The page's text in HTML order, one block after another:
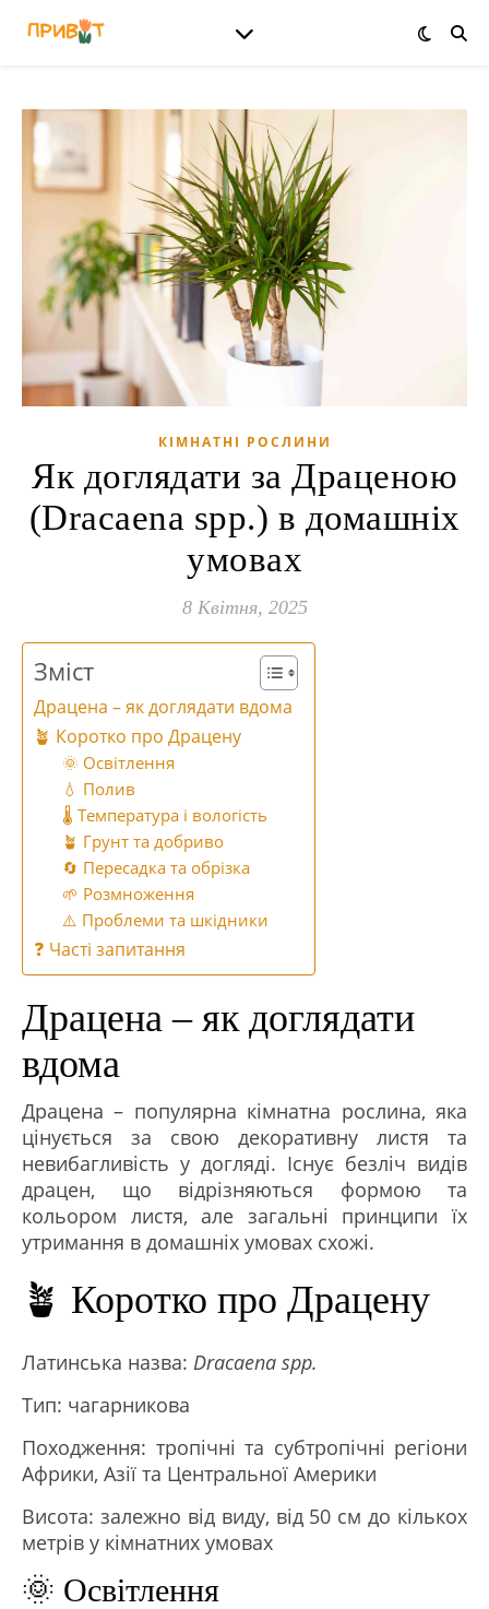
КІМНАТНІ РОСЛИНИ
Як доглядати за Драценою
(Dracaena spp.) в домашніх
умовах
8 Квітня, 2025
Зміст
Драцена – як доглядати вдома
🪴 Коротко про Драцену
🌞 Освітлення
💧 Полив
🌡️ Температура і вологість
🪴 Грунт та добриво
🔄 Пересадка та обрізка
🌱 Розмноження
⚠️ Проблеми та шкідники
❓ Часті запитання
Драцена – як доглядати
вдома
Драцена – популярна кімнатна рослина, яка
цінується за свою декоративну листя та
невибагливість у догляді. Існує безліч видів
драцен, що відрізняються формою та
кольором листя, але загальні принципи їх
утримання в домашніх умовах схожі.
🪴 Коротко про Драцену
Латинська назва: Dracaena spp.
Тип: чагарникова
Походження: тропічні та субтропічні регіони
Африки, Азії та Центральної Америки
Висота: залежно від виду, від 50 см до кількох
метрів у кімнатних умовах
🌞 Освітлення